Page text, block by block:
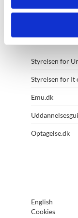
Andre af
Styrelsen for
Styrelsen for It
Emu.dk
Optagelse.dk
English
Cookies